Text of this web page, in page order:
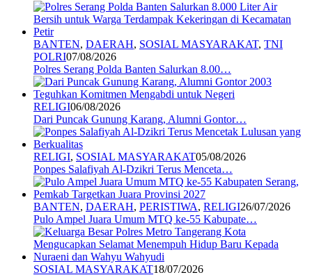
BANTEN, DAERAH, SOSIAL MASYARAKAT, TNI
POLRI07/08/2026
Polres Serang Polda Banten Salurkan 8.00…
RELIGI06/08/2026
Dari Puncak Gunung Karang, Alumni Gontor…
RELIGI, SOSIAL MASYARAKAT05/08/2026
Ponpes Salafiyah Al-Dzikri Terus Menceta…
BANTEN, DAERAH, PERISTIWA, RELIGI26/07/2026
Pulo Ampel Juara Umum MTQ ke-55 Kabupate…
SOSIAL MASYARAKAT18/07/2026